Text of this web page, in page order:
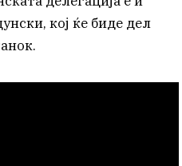
кој ќе биде дел